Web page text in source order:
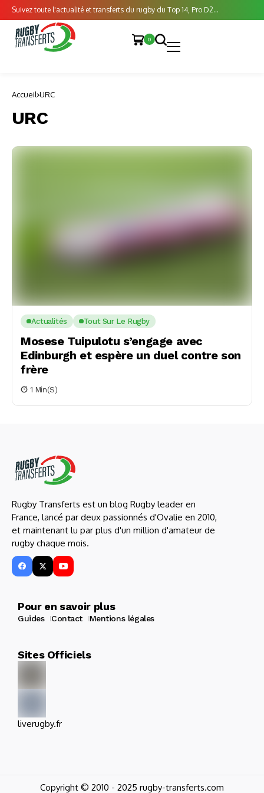
Suivez toute l'actualité et transferts du rugby du Top 14, Pro D2...
0
Accueil URC
URC
Actualités Tout Sur Le Rugby
Mosese Tuipulotu s’engage avec
Edinburgh et espère un duel contre son
frère
1 Min(s)
Rugby Transferts est un blog Rugby leader en
France, lancé par deux passionnés d'Ovalie en 2010,
et maintenant lu par plus d'un million d'amateur de
rugby chaque mois.
Pour en savoir plus
Guides Contact Mentions légales
Sites Officiels
liverugby.fr
Copyright © 2010 - 2025 rugby-transferts.com